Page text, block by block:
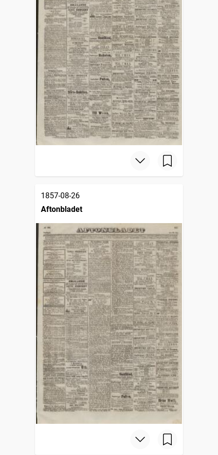
1857-08-26
Aftonbladet